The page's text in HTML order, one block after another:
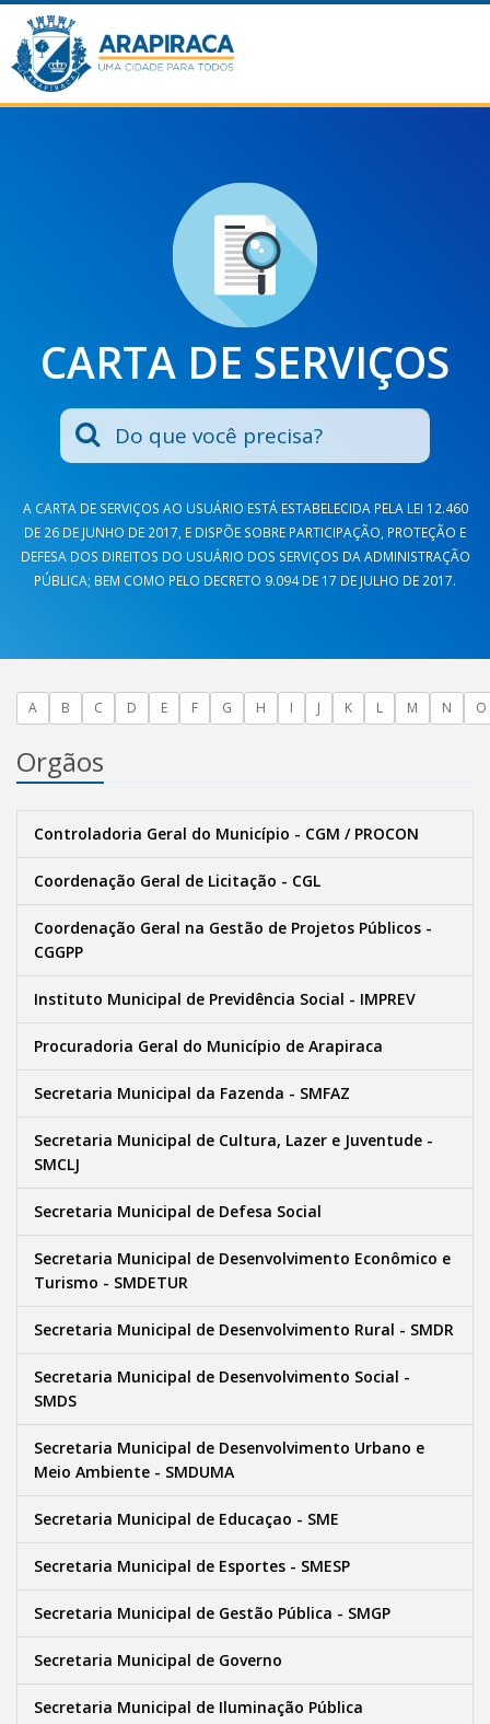
CARTA DE SERVIÇOS
A CARTA DE SERVIÇOS AO USUÁRIO ESTÁ ESTABELECIDA PELA LEI 12.460
DE 26 DE JUNHO DE 2017, E DISPÕE SOBRE PARTICIPAÇÃO, PROTEÇÃO E
DEFESA DOS DIREITOS DO USUÁRIO DOS SERVIÇOS DA ADMINISTRAÇÃO
PÚBLICA; BEM COMO PELO DECRETO 9.094 DE 17 DE JULHO DE 2017.
A B C D E F G H I J K L M N O
Orgãos
Controladoria Geral do Município - CGM / PROCON
Coordenação Geral de Licitação - CGL
Coordenação Geral na Gestão de Projetos Públicos -
CGGPP
Instituto Municipal de Previdência Social - IMPREV
Procuradoria Geral do Município de Arapiraca
Secretaria Municipal da Fazenda - SMFAZ
Secretaria Municipal de Cultura, Lazer e Juventude -
SMCLJ
Secretaria Municipal de Defesa Social
Secretaria Municipal de Desenvolvimento Econômico e
Turismo - SMDETUR
Secretaria Municipal de Desenvolvimento Rural - SMDR
Secretaria Municipal de Desenvolvimento Social -
SMDS
Secretaria Municipal de Desenvolvimento Urbano e
Meio Ambiente - SMDUMA
Secretaria Municipal de Educaçao - SME
Secretaria Municipal de Esportes - SMESP
Secretaria Municipal de Gestão Pública - SMGP
Secretaria Municipal de Governo
Secretaria Municipal de Iluminação Pública